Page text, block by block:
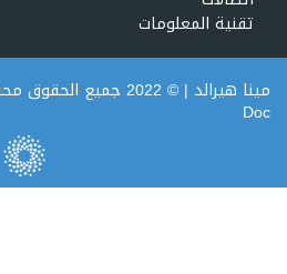
تقنية المعلومات
مينا هيرالد| © 2022 جميع الحقوق محفوظة. Powered by
Doc